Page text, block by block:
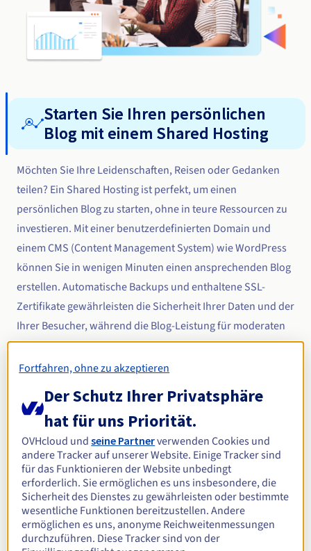
Starten Sie Ihren persönlichen
Blog mit einem Shared Hosting
Möchten Sie Ihre Leidenschaften, Reisen oder Gedanken
teilen? Ein Shared Hosting ist perfekt, um einen
persönlichen Blog zu starten, ohne in teure Ressourcen zu
investieren. Mit einer benutzerdefinierten Domain und
einem CMS (Content Management System) wie WordPress
können Sie in wenigen Minuten einen ansprechenden Blog
erstellen. Automatische Backups und enthaltene SSL-
Zertifikate gewährleisten die Sicherheit Ihrer Daten und der
Ihrer Besucher, während die Blog-Leistung für moderaten
Webverkehr optimal bleibt. Darüber hinaus ermöglicht
Ihnen die Flexibilität des Hostings, auf eine
wächst. Erfahren Sie, wie Sie mit unseren Schritt-für-
Schritt-Anleitungen einfach einen Blog erstellen und heute
noch starten können!
Migrieren Sie einen
bestehenden Blog zu einem
kostenpflichtigen Hosting.
Fortfahren, ohne zu akzeptieren
Der Schutz Ihrer Privatsphäre
hat für uns Priorität.
OVHcloud undseine Partnerverwenden Cookies und
andere Tracker auf unserer Website. Einige Tracker sind
für das Funktionieren der Website unbedingt
erforderlich. Sie ermöglichen es uns insbesondere, die
Sicherheit des Dienstes zu gewährleisten oder bestimmte
wesentliche Funktionen bereitzustellen. Andere
ermöglichen es uns, anonyme Reichweitenmessungen
durchzuführen. Diese Tracker sind von der